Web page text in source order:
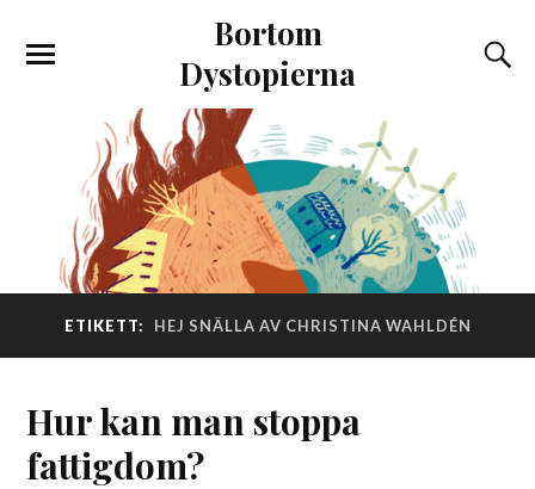
Bortom
Dystopierna
ETIKETT: HEJ SNÄLLA AV CHRISTINA WAHLDÉN
Hur kan man stoppa
fattigdom?